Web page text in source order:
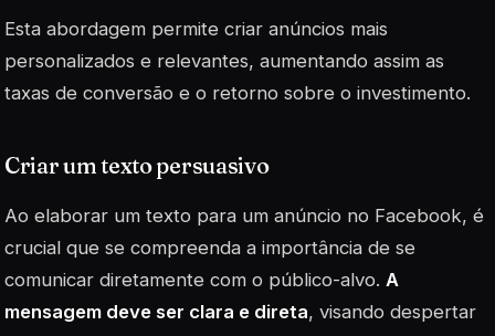
Esta abordagem permite criar anúncios mais
personalizados e relevantes, aumentando assim as
taxas de conversão e o retorno sobre o investimento.
Criar um texto persuasivo
Ao elaborar um texto para um anúncio no Facebook, é
crucial que se compreenda a importância de se
comunicar diretamente com o público-alvo. A
mensagem deve ser clara e direta, visando despertar